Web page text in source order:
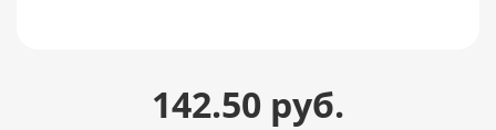
142.50 руб.